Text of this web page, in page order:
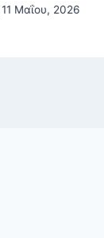
11 Μαΐου, 2026